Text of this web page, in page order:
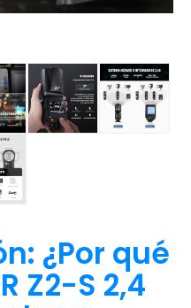
¿Por qué
Z2-S 2,4